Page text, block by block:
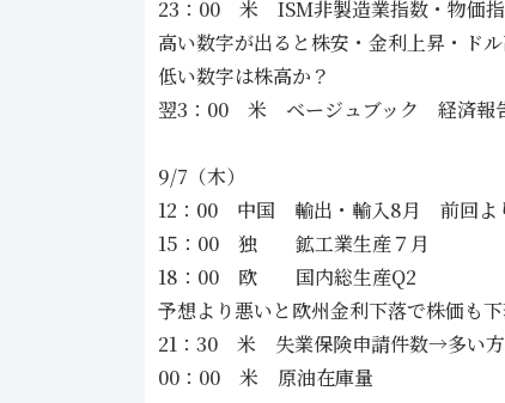
23：00 米 ISM非製造業指数・物価
高い数字が出ると株安・金利上昇・ド
低い数字は株高か？
翌3：00 米 ベージュブック 経済報
9/7（木）
12：00 中国 輸出・輸入8月 前回よ
15：00 独 鉱工業生産７月
18：00 欧 国内総生産Q2
予想より悪いと欧州金利下落で株価も
21：30 米 失業保険申請件数→多い方
00：00 米 原油在庫量